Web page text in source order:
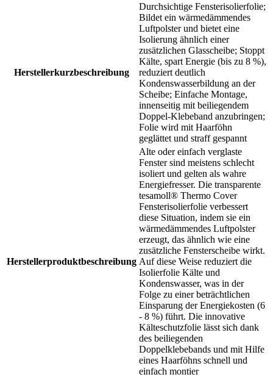
Herstellerkurzbeschreibung
Durchsichtige Fensterisolierfolie;
Bildet ein wärmedämmendes
Luftpolster und bietet eine
Isolierung ähnlich einer
zusätzlichen Glasscheibe; Stoppt
Kälte, spart Energie (bis zu 8 %),
reduziert deutlich
Kondenswasserbildung an der
Scheibe; Einfache Montage,
innenseitig mit beiliegendem
Doppel-Klebeband anzubringen;
Folie wird mit Haarföhn
geglättet und straff gespannt
Herstellerproduktbeschreibung
Alte oder einfach verglaste
Fenster sind meistens schlecht
isoliert und gelten als wahre
Energiefresser. Die transparente
tesamoll® Thermo Cover
Fensterisolierfolie verbessert
diese Situation, indem sie ein
wärmedämmendes Luftpolster
erzeugt, das ähnlich wie eine
zusätzliche Fensterscheibe wirkt.
Auf diese Weise reduziert die
Isolierfolie Kälte und
Kondenswasser, was in der
Folge zu einer beträchtlichen
Einsparung der Energiekosten (6
- 8 %) führt. Die innovative
Kälteschutzfolie lässt sich dank
des beiliegenden
Doppelklebebands und mit Hilfe
eines Haarföhns schnell und
einfach montier